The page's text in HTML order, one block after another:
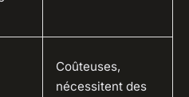
Coûteuses,
nécessitent des